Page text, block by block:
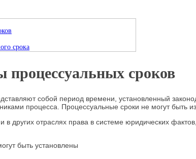
срока
процессуальных сроков
собой период времени, установленный
процесса. Процессуальные сроки не могут быть
в других отраслях права в системе юридических
быть установлены